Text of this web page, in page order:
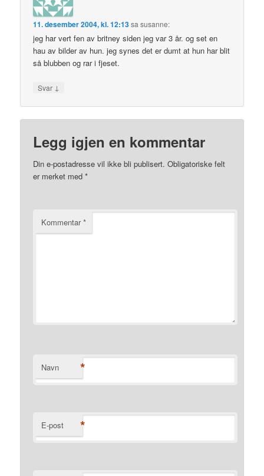
11. desember 2004, kl. 12:13sa susanne:
jeg har vert fen av britney siden jeg var 3 år. og set en
hau av bilder av hun. jeg synes det er dumt at hun har blit
så blubben og rar i fjeset.
Svar ↓
Legg igjen en kommentar
Din e-postadresse vil ikke bli publisert. Obligatoriske felt
er merket med*
Kommentar*
Navn *
E-post *